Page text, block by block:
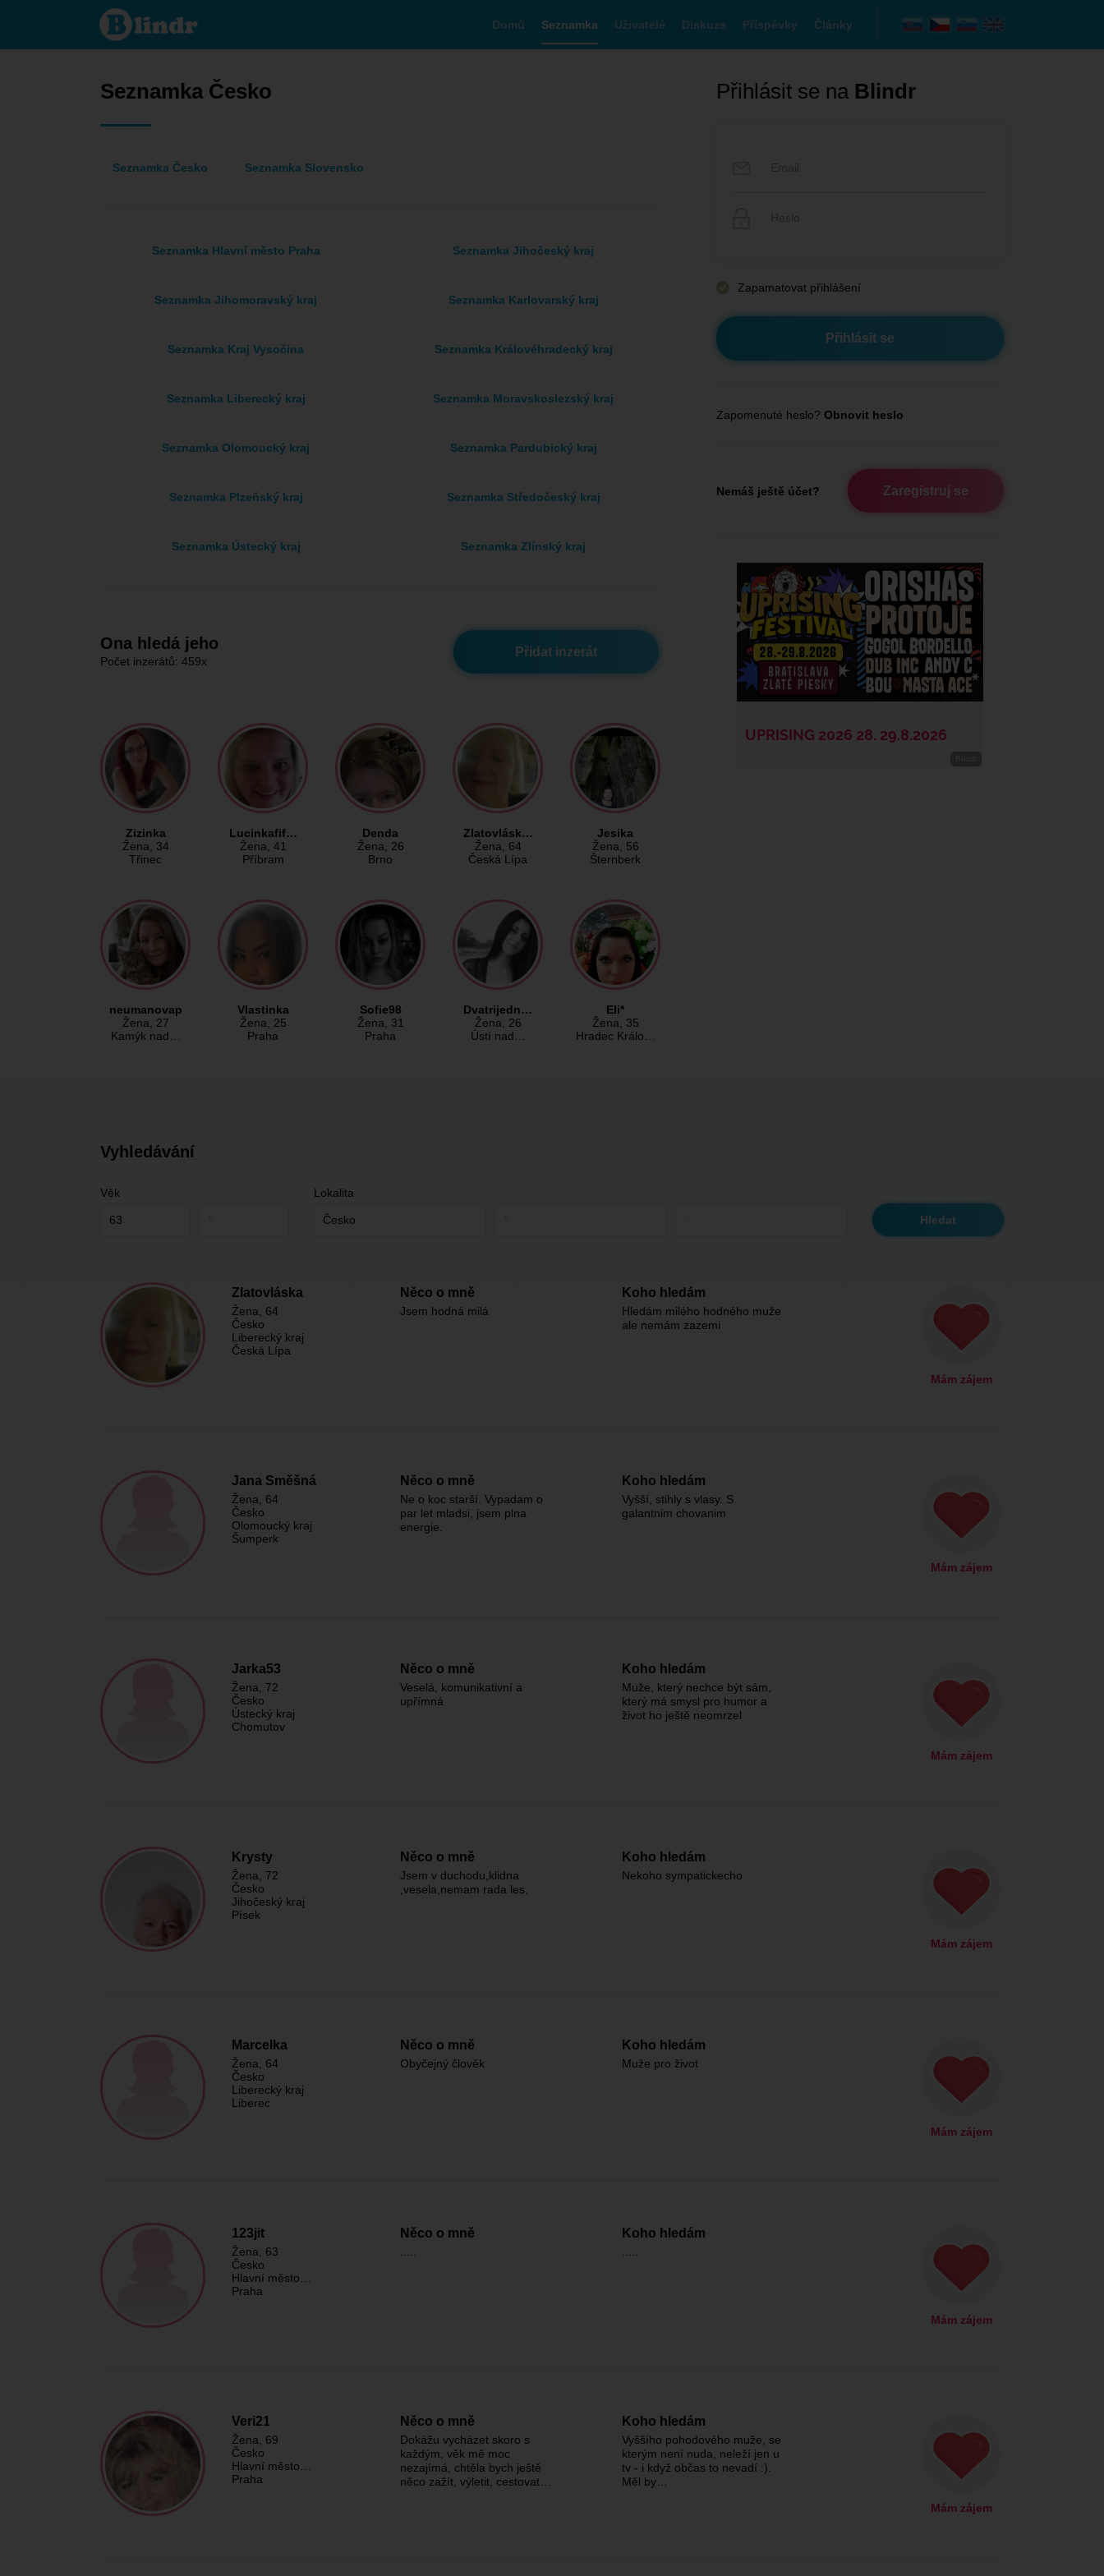
Seznamka
- Ona
hledá
Domů Seznamka Uživatelé Diskuze Příspěvky Články
Seznamka Česko
Seznamka Česko Seznamka Slovensko
Seznamka Hlavní město Praha Seznamka Jihočeský kraj
Seznamka Jihomoravský kraj Seznamka Karlovarský kraj
Seznamka Kraj Vysočina Seznamka Královéhradecký kraj
Seznamka Liberecký kraj Seznamka Moravskoslezský kraj
Seznamka Olomoucký kraj Seznamka Pardubický kraj
Seznamka Plzeňský kraj Seznamka Středočeský kraj
Seznamka Ústecký kraj Seznamka Zlínský kraj
Přidat inzerát
Ona hledá jeho
Počet inzerátů: 459x
Zizinka
Žena, 34
Třinec
Lucinkafif…
Žena, 41
Příbram
Denda
Žena, 26
Brno
Zlatovlásk…
Žena, 64
Česká Lípa
Jesika
Žena, 56
Šternberk
neumanovap
Žena, 27
Kamýk nad…
Vlastinka
Žena, 25
Praha
Sofie98
Žena, 31
Praha
Dvatrijedn…
Žena, 26
Ústí nad…
Eli*
Žena, 35
Hradec Králo…
Přihlásit se na Blindr
Zapamatovat přihlášení
Zapomenuté heslo? Obnovit heslo
Nemáš ještě účet? Zaregistruj se
Vyhledávání
Věk Lokalita
Zlatovláska
Žena , 64
Česko
Liberecký kraj
Česká Lípa
Něco o mně
Jsem hodná milá
Koho hledám
Hledám milého hodného muže
ale nemám zazemi
Mám zájem
Jana Směšná
Žena , 64
Česko
Olomoucký kraj
Šumperk
Něco o mně
Ne o koc starší. Vypadam o
par let mladsi, jsem plna
energie.
Koho hledám
Vyšší, stihly s vlasy. S
galantnim chovanim
Mám zájem
Jarka53
Žena , 72
Česko
Ústecký kraj
Chomutov
Něco o mně
Veselá, komunikativní a
upřímná
Koho hledám
Muže, který nechce být sám,
který má smysl pro humor a
život ho ještě neomrzel
Mám zájem
Krysty
Žena , 72
Česko
Jihočeský kraj
Písek
Něco o mně
Jsem v duchodu,klidna
,vesela,nemam rada les,
Koho hledám
Nekoho sympatickecho
Mám zájem
Marcelka
Žena , 64
Česko
Liberecký kraj
Liberec
Něco o mně
Obyčejný člověk
Koho hledám
Muže pro život
Mám zájem
123jit
Žena , 63
Česko
Hlavní město…
Praha
Něco o mně Koho hledám
Mám zájem
Veri21
Žena , 69
Česko
Hlavní město…
Praha
Něco o mně
Dokážu vycházet skoro s
každým, věk mě moc
nezajímá, chtěla bych ještě
něco zažít, výletit, cestovat…
Koho hledám
Vyššího pohodového muže, se
kterým není nuda, neleží jen u
tv - i když občas to nevadí :).
Měl by…
Mám zájem